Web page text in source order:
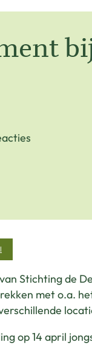
Stichting de
met o.a.
op 14 april